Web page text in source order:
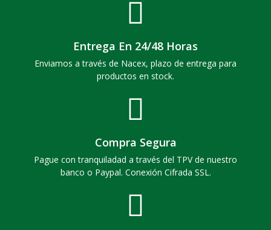
Entrega En 24/48 Horas
Enviamos a través de Nacex, plazo de entrega para
productos en stock.
Compra Segura
Pague con tranquiladad a través del TPV de nuestro
banco o Paypal. Conexión Cifrada SSL.